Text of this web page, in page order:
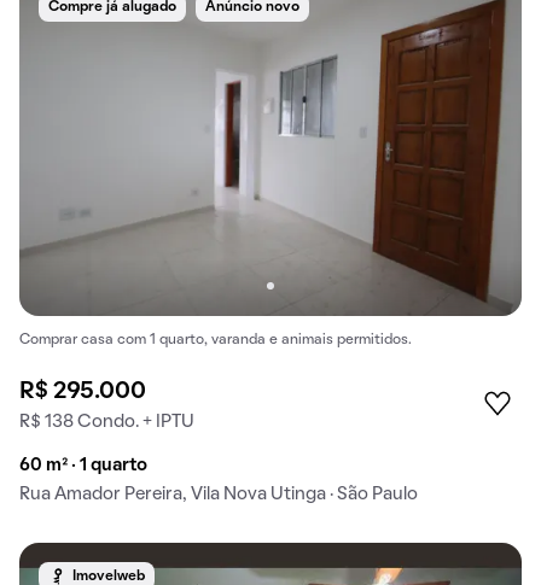
Compre já alugado Anúncio novo
Comprar casa com 1 quarto, varanda e animais permitidos.
R$ 295.000
R$ 138 Condo. + IPTU
60 m² · 1 quarto
Rua Amador Pereira, Vila Nova Utinga · São Paulo
Imovelweb